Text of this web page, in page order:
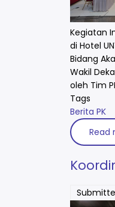
Kegiatan
di Hotel
Bidang
Wakil
oleh Tim
Tags
Berita PK
Read